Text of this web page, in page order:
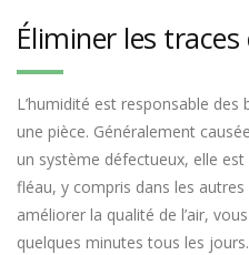
Éliminer les traces
L’humidité est responsable
une pièce. Généralement
un système défectueux, elle
fléau, y compris dans les
améliorer la qualité de l’air,
quelques minutes tous les